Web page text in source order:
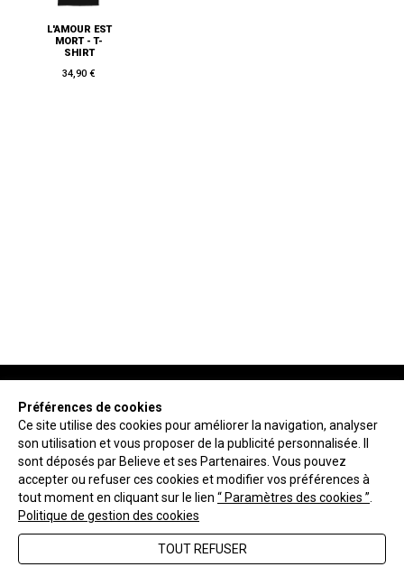
L'AMOUR EST
MORT - T-
SHIRT
34,90 €
NEWSLETTER
ENVOYER
FAQ
Préférences de cookies
Ce site utilise des cookies pour améliorer la navigation, analyser
son utilisation et vous proposer de la publicité personnalisée. Il
sont déposés par Believe et ses Partenaires. Vous pouvez
accepter ou refuser ces cookies et modifier vos préférences à
tout moment en cliquant sur le lien “ Paramètres des cookies ”
Politique de gestion des cookies
TOUT REFUSER